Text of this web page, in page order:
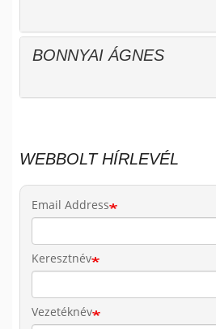
BONNYAI ÁGNES
WEBBOLT HÍRLEVÉL
Email Address
Keresztnév
Vezetéknév